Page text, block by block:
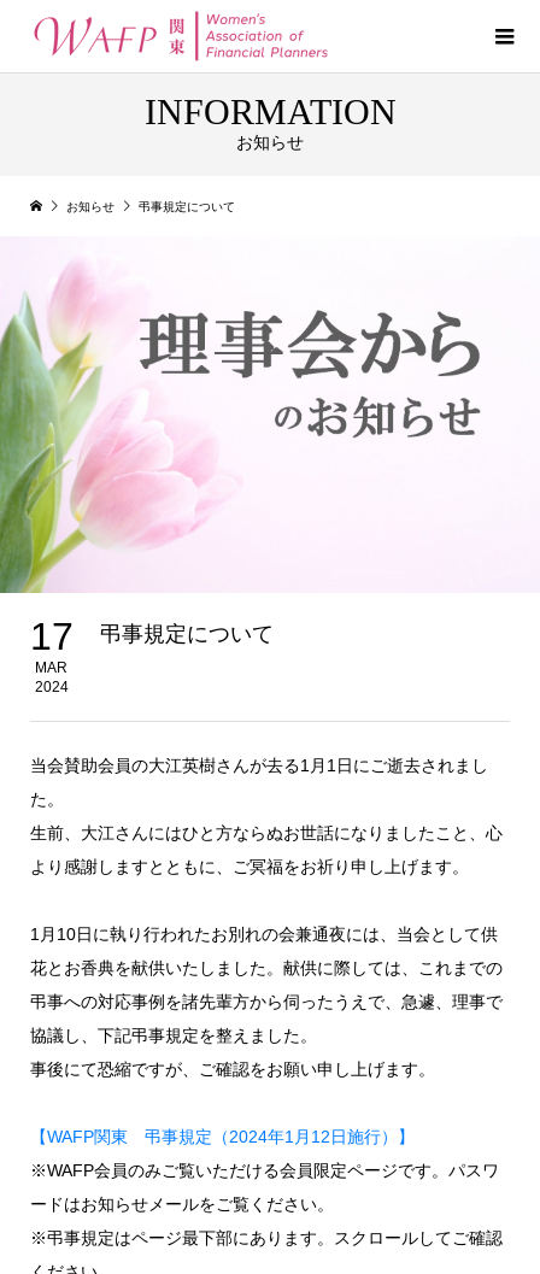
INFORMATION
お知らせ
お知らせ 弔事規定について
17
MAR
2024
弔事規定について
当会賛助会員の大江英樹さんが去る1月1日にご逝去されまし
た。
生前、大江さんにはひと方ならぬお世話になりましたこと、心
より感謝しますとともに、ご冥福をお祈り申し上げます。
1月10日に執り行われたお別れの会兼通夜には、当会として供
花とお香典を献供いたしました。献供に際しては、これまでの
弔事への対応事例を諸先輩方から伺ったうえで、急遽、理事で
協議し、下記弔事規定を整えました。
事後にて恐縮ですが、ご確認をお願い申し上げます。
【WAFP関東 弔事規定（2024年1月12日施行）】
※WAFP会員のみご覧いただける会員限定ページです。パスワ
ードはお知らせメールをご覧ください。
※弔事規定はページ最下部にあります。スクロールしてご確認